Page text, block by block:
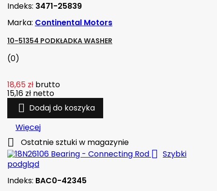
Indeks: 3471-25839
Marka: Continental Motors
10-51354 PODKŁADKA WASHER
(0)
18,65 zł brutto
15,16 zł netto
 Dodaj do koszyka
Więcej
 Ostatnie sztuki w magazynie
 Szybki
podgląd
Indeks: BAC0-42345